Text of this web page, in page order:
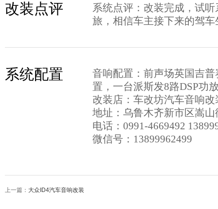
改装点评
系统点评：改装完成，试
旅，相信车主接下来的驾
系统配置
音响配置：前声场英国吉
置，一台派斯发8路DSP功
改装店：车改坊汽车音响
地址：乌鲁木齐新市区嵩
电话：0991-4669492
微信号：13899962499
上一篇： 大众ID4汽车音响改装